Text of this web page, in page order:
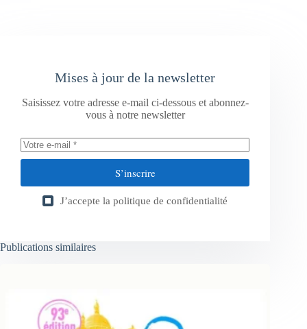
Mises à jour de la newsletter
Saisissez votre adresse e-mail ci-dessous et abonnez-
vous à notre newsletter
S’inscrire
J’accepte la politique de confidentialité
Publications similaires